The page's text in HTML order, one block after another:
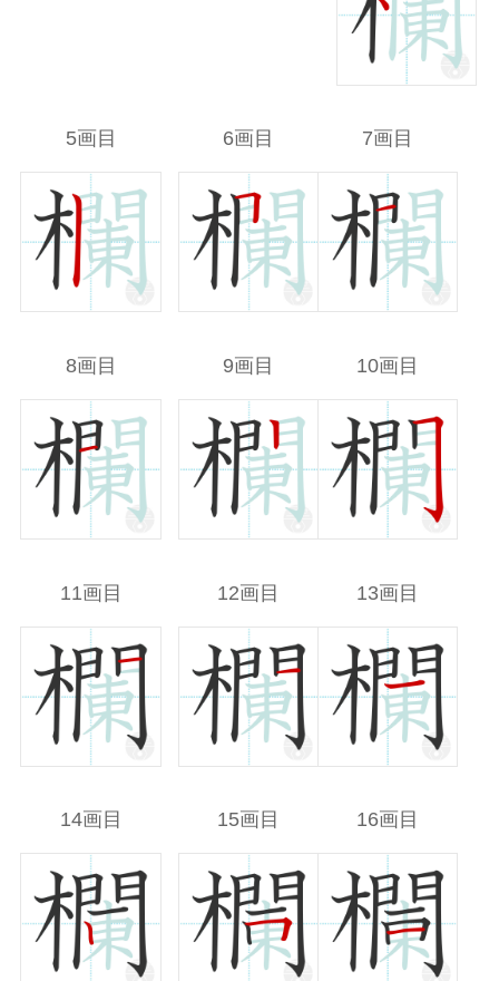
5画目 6画目 7画目
8画目 9画目 10画目
11画目 12画目 13画目
14画目 15画目 16画目